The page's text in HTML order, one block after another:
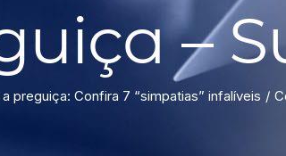
–
preguiça: Confira 7 “simpatias” infalíveis